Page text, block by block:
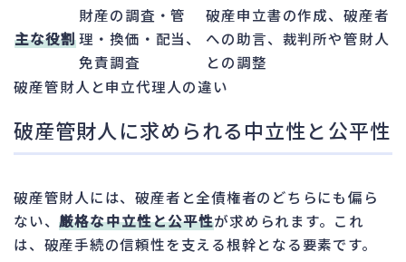
主な役割
財産の調査・管
理・換価・配当、
免責調査
破産申立書の作成、破産者
への助言、裁判所や管財人
との調整
破産管財人と申立代理人の違い
破産管財人に求められる中立性と公平性
破産管財人には、破産者と全債権者のどちらにも偏ら
ない、厳格な中立性と公平性が求められます。これ
は、破産手続の信頼性を支える根幹となる要素です。